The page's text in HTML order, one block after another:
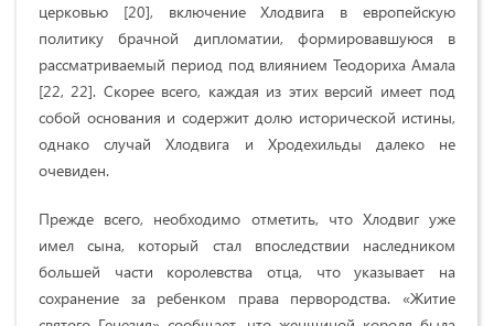
церковью [20], включение Хлодвига в европейскую
политику брачной дипломатии, формировавшуюся в
рассматриваемый период под влиянием Теодориха Амала
[22, 22]. Скорее всего, каждая из этих версий имеет под
собой основания и содержит долю исторической истины,
однако случай Хлодвига и Хродехильды далеко не
очевиден.
Прежде всего, необходимо отметить, что Хлодвиг уже
имел сына, который стал впоследствии наследником
большей части королевства отца, что указывает на
сохранение за ребенком права первородства. «Житие